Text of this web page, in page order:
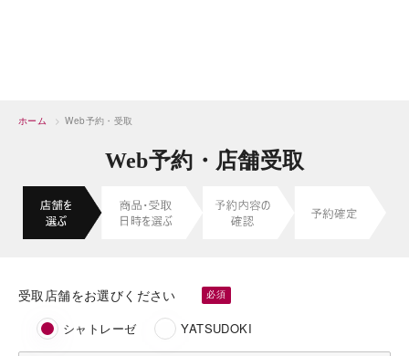
ホーム > Web予約・受取
Web予約・店舗受取
受取店舗をお選びください
シャトレーゼ YATSUDOKI